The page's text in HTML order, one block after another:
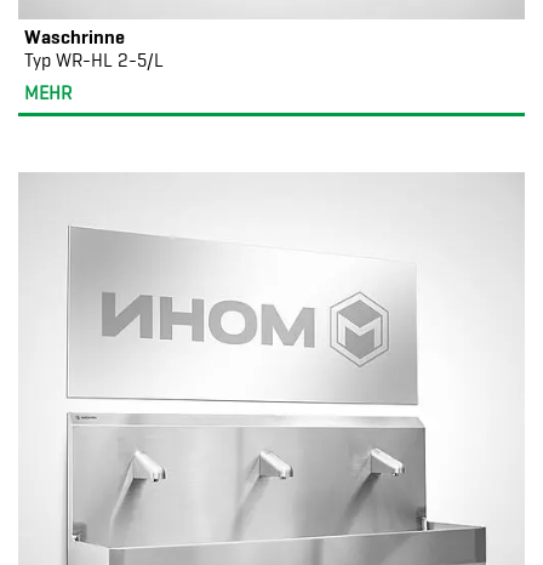
Waschrinne
Typ WR-HL 2-5/L
MEHR